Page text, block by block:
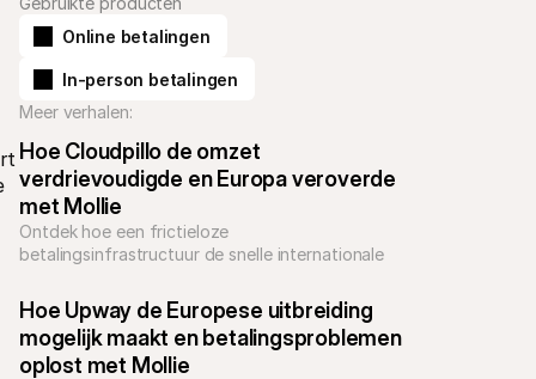
Online betalingen
In-person betalingen
Meer verhalen:
Hoe Cloudpillo de omzet
verdrievoudigde en Europa veroverde
met Mollie
Ontdek hoe een frictieloze
betalingsinfrastructuur de snelle internationale
Hoe Upway de Europese uitbreiding
mogelijk maakt en betalingsproblemen
oplost met Mollie